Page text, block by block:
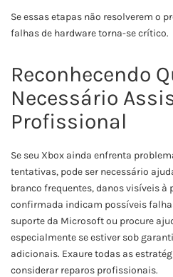
Se essas etapas não resolverem o
falhas de hardware torna-se crítico.
Reconhecendo
Necessário
Profissional
Se seu Xbox ainda enfrenta
tentativas, pode ser necessário
branco frequentes, danos visíveis à
confirmada indicam possíveis
suporte da Microsoft ou procure
especialmente se estiver sob
adicionais. Exaure todas as
considerar reparos profissionais.